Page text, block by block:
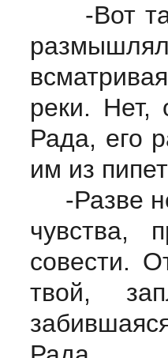
-Вот
реки. Нет,
Рада, его
им из
-Разве
чувства,
совести.
твой,